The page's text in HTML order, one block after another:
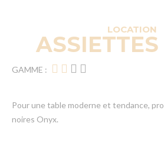
LOCATION
GAMME :
Pour une table moderne et tendance,
noires Onyx.